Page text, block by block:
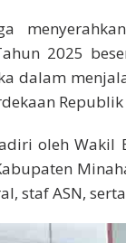
2025
dalam
oleh Wakil
staf ASN,